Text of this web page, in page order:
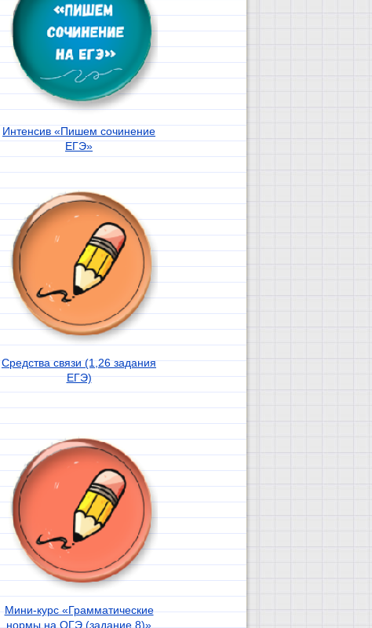
Интенсив «Пишем сочинение
ЕГЭ»
Средства связи (1,26 задания
ЕГЭ)
Мини-курс «Грамматические
нормы на ОГЭ (задание 8)»